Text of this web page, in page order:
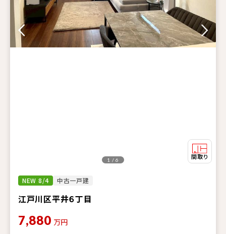
NEW 8/4 中古一戸建
江戸川区平井６丁目
1 / 6
7,880 万円